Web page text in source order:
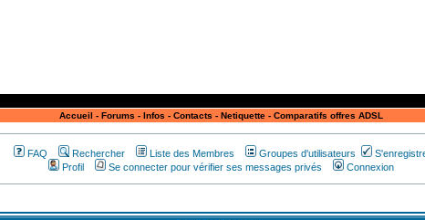
Accueil - Forums - Infos - Contacts - Netiquette- Comparatifs offres ADSL
FAQ Rechercher Liste des Membres Groupes d'utilisateurs
Profil
Se connecter pour vérifier ses messages privés Connexion